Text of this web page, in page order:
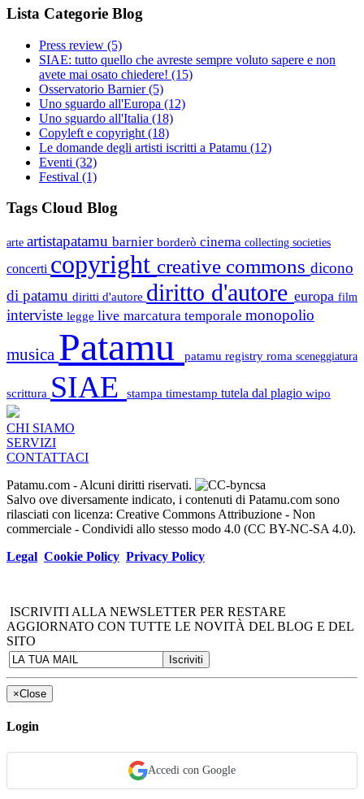
Lista Categorie Blog
Press review (5)
SIAE: tutto quello che avreste sempre voluto sapere e non
avete mai osato chiedere! (15)
Osservatorio Barnier(5)
Uno sguardo all'Europa (12)
Uno sguardo all'Italia (18)
Copyleft e copyright (18)
Le domande degli artisti iscritti a Patamu (12)
Eventi (32)
Festival (1)
Tags Cloud Blog
arte artistapatamu barnier borderò cinema collecting societies
concerti copyright creative commons dicono
di patamu diritti d'autore diritto d'autore europa film
interviste legge live marcatura temporale monopolio
musica Patamu patamu registry roma sceneggiatura
scrittura SIAE stampa timestamp tutela dal plagio wipo
CHI SIAMO
SERVIZI
CONTATTACI
Patamu.com - Alcuni diritti riservati.
Salvo ove diversamente indicato, i contenuti di Patamu.com sono
rilasciati con licenza: Creative Commons Attribuzione - Non
commerciale - Condividi allo stesso modo 4.0 (CC BY-NC-SA 4.0).
Legal Cookie Policy Privacy Policy
ISCRIVITI ALLA NEWSLETTER PER RESTARE
AGGIORNATO CON TUTTE LE NOVITÀ DEL BLOG E DEL
SITO
×Close
Login
Accedi con Google